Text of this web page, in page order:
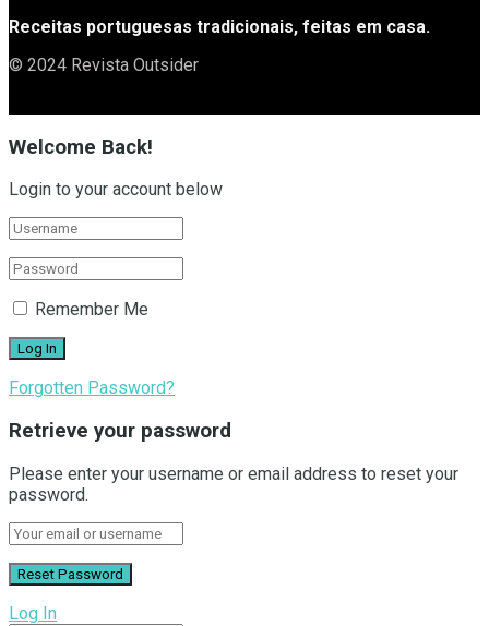
Receitas portuguesas tradicionais, feitas em casa.
© 2024 Revista Outsider
Welcome Back!
Login to your account below
Remember Me
Forgotten Password?
Retrieve your password
Please enter your username or email address to reset your
password.
Log In